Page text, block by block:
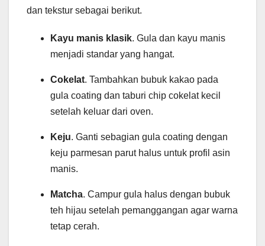
dan tekstur sebagai berikut.
Kayu manis klasik. Gula dan kayu manis
menjadi standar yang hangat.
Cokelat. Tambahkan bubuk kakao pada
gula coating dan taburi chip cokelat kecil
setelah keluar dari oven.
Keju. Ganti sebagian gula coating dengan
keju parmesan parut halus untuk profil asin
manis.
Matcha. Campur gula halus dengan bubuk
teh hijau setelah pemanggangan agar warna
tetap cerah.